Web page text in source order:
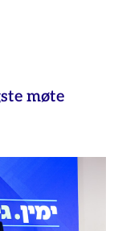
møte